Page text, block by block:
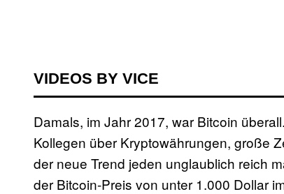
VIDEOS BY VICE
Damals, im Jahr 2017, war Bitcoin
Kollegen über Kryptowährungen, große
der neue Trend jeden unglaublich reich
der Bitcoin-Preis von unter 1.000 Dollar